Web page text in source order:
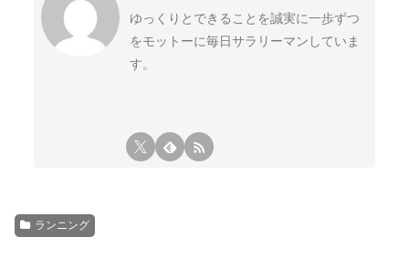
ゆっくりとできることを誠実に一歩ずつ
をモットーに毎日サラリーマンしていま
す。
ランニング